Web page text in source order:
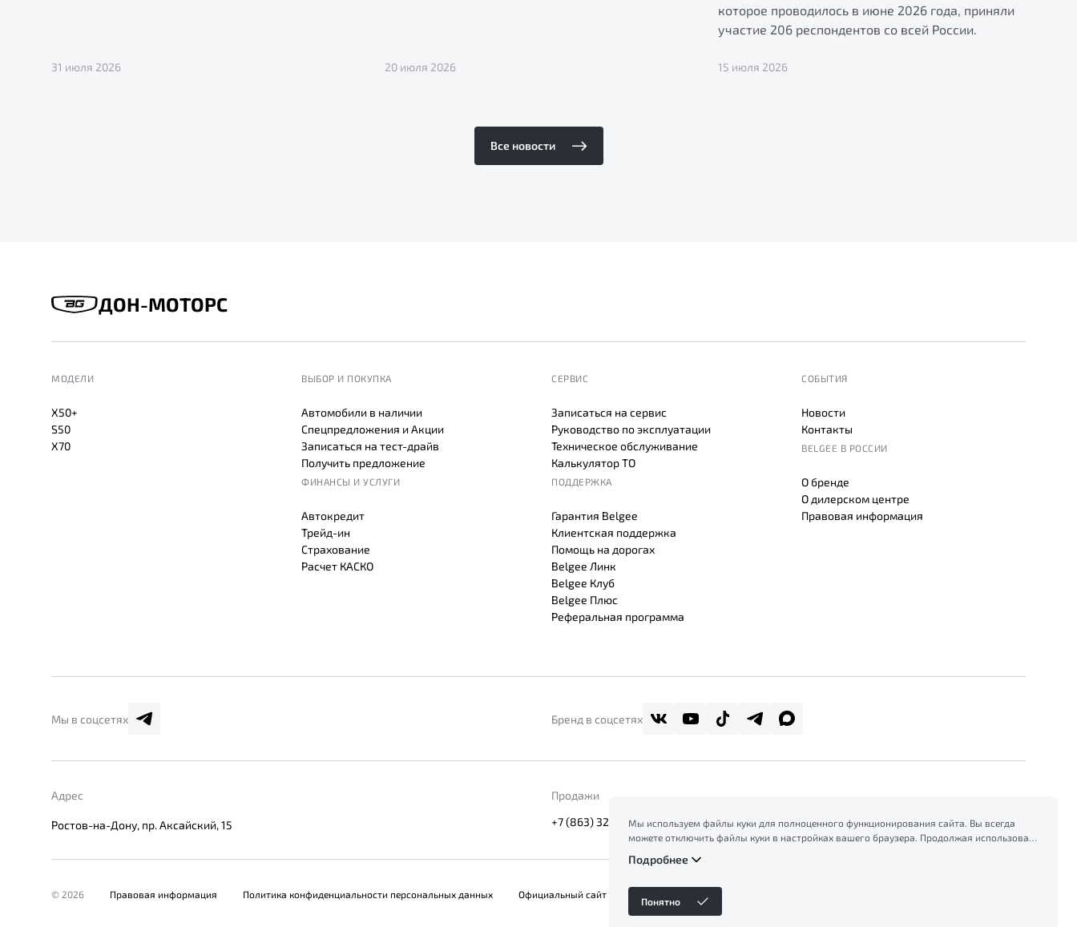
31 июля 2026 20 июля 2026
которое проводилось в июне 2026 года, приняли
участие 206 респондентов со всей России.
15 июля 2026
Все новости
ДОН-МОТОРС
МОДЕЛИ
X50+
S50
X70
ВЫБОР И ПОКУПКА
Автомобили в наличии
Спецпредложения и Акции
Записаться на тест-драйв
Получить предложение
ФИНАНСЫ И УСЛУГИ
Автокредит
Трейд-ин
Страхование
Расчет КАСКО
СЕРВИС
Записаться на сервис
Руководство по эксплуатации
Техническое обслуживание
Калькулятор ТО
ПОДДЕРЖКА
Гарантия Belgee
Клиентская поддержка
Помощь на дорогах
Belgee Линк
Belgee Клуб
Belgee Плюс
Реферальная программа
СОБЫТИЯ
Новости
Контакты
BELGEE В РОССИИ
О бренде
О дилерском центре
Правовая информация
Мы в соцсетях Бренд в соцсетях
Адрес
Ростов-на-Дону, пр. Аксайский, 15
Продажи
+7 (863) 322-01-14
© 2026 Правовая информация Политика конфиденциальности персональных данных Официальный сайт Belgee в России
Мы используем файлы куки для полноценного функционирования сайта. Вы всегда
можете отключить файлы куки в настройках вашего браузера. Продолжая использовать
ознакомление с информацией по сбору, использованию и возможной блокировке
Подробнее
Понятно